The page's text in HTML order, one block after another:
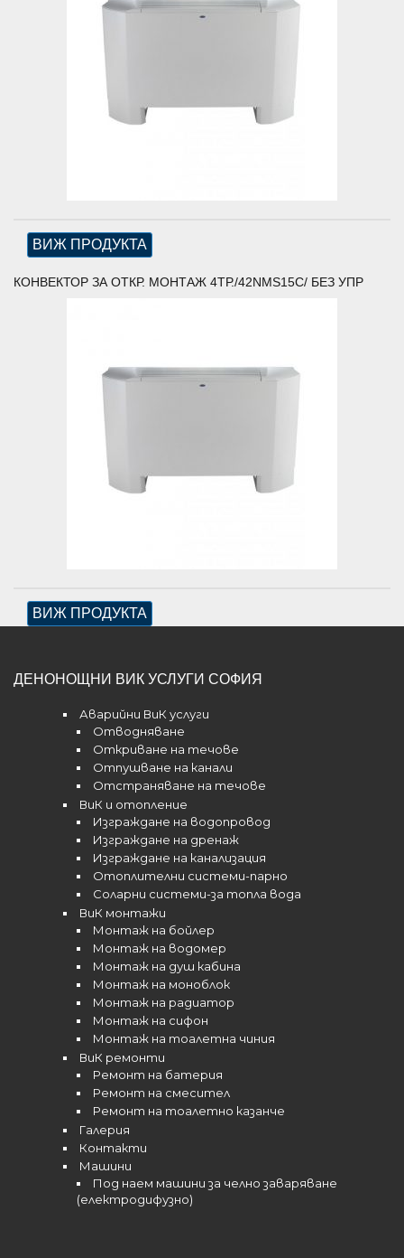
ВИЖ ПРОДУКТА
КОНВЕКТОР ЗА ОТКР. МОНТАЖ 4ТР./42NMS15C/ БЕЗ УПР
ВИЖ ПРОДУКТА
ДЕНОНОЩНИ ВИК УСЛУГИ СОФИЯ
Аварийни ВиК услуги
Отводняване
Откриване на течове
Отпушване на канали
Отстраняване на течове
ВиК и отопление
Изграждане на водопровод
Изграждане на дренаж
Изграждане на канализация
Отоплителни системи-парно
Соларни системи-за топла вода
ВиК монтажи
Монтаж на бойлер
Монтаж на водомер
Монтаж на душ кабина
Монтаж на моноблок
Монтаж на радиатор
Монтаж на сифон
Монтаж на тоалетна чиния
ВиК ремонти
Ремонт на батерия
Ремонт на смесител
Ремонт на тоалетно казанче
Галерия
Контакти
Машини
Под наем машини за челно заваряване
(електродифузно)